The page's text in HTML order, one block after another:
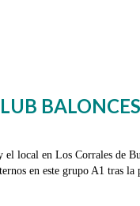
local en Los Corrales de
en este grupo A1